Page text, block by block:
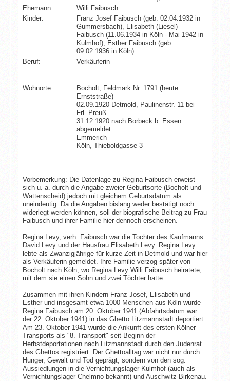
Ehemann:
Willi Faibusch
Kinder:
Franz Josef Faibusch (geb. 02.04.1932 in
Gummersbach), Elisabeth (Liesel)
Faibusch (11.06.1934 in Köln - Mai 1942 in
Kulmhof), Esther Faibusch (geb.
09.02.1936 in Köln)
Beruf:
Verkäuferin
Wohnorte:
Bocholt, Feldmark Nr. 1791 (heute
Ernststraße)
02.09.1920 Detmold, Paulinenstr. 11 bei
Frl. Preuß
31.12.1920 nach Borbeck b. Essen
abgemeldet
Emmerich
Köln, Thieboldgasse 3
Vorbemerkung: Die Datenlage zu Regina Faibusch erweist
sich u. a. durch die Angabe zweier Geburtsorte (Bocholt und
Wattenscheid) jedoch mit gleichem Geburtsdatum als
uneindeutig. Da die Angaben bislang weder bestätigt noch
widerlegt werden können, soll der biografische Beitrag zu Frau
Faibusch und ihrer Familie hier dennoch erscheinen.
Regina Levy, verh. Faibusch war die Tochter des Kaufmanns
David Levy und der Hausfrau Elisabeth Levy. Regina Levy
lebte als Zwanzigjährige für kurze Zeit in Detmold und war hier
als Verkäuferin gemeldet. Ihre Familie verzog später von
Bocholt nach Köln, wo Regina Levy Willi Faibusch heiratete,
mit dem sie einen Sohn und zwei Töchter hatte.
Zusammen mit ihren Kindern Franz Josef, Elisabeth und
Esther und insgesamt etwa 1000 Menschen aus Köln wurde
Regina Faibusch am 20. Oktober 1941 (Abfahrtsdatum war
der 22. Oktober 1941) in das Ghetto Litzmannstadt deportiert.
Am 23. Oktober 1941 wurde die Ankunft des ersten Kölner
Transports als "8. Transport" seit Beginn der
Herbstdeportationen nach Litzmannstadt durch den Judenrat
des Ghettos registriert. Der Ghettoalltag war nicht nur durch
Hunger, Gewalt und Tod geprägt, sondern von den sog.
Aussiedlungen in die Vernichtungslager Kulmhof (auch als
Vernichtungslager Chelmno bekannt) und Auschwitz-Birkenau.